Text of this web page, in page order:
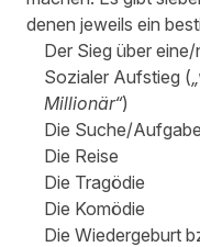
denen jeweils ein
Der Sieg über
Sozialer Aufstieg (
Millionär“)
Die Suche/Aufgabe
Die Reise
Die Tragödie
Die Komödie
Die Wiedergeburt